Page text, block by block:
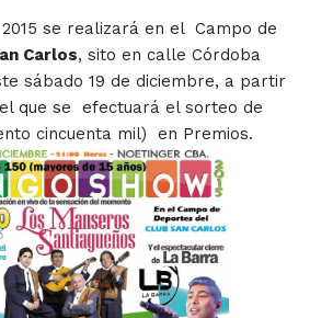
se realizará en el Campo de
Carlos, sito en calle Córdoba
sábado 19 de diciembre, a partir
que se efectuará el sorteo de
cincuenta mil) en Premios.